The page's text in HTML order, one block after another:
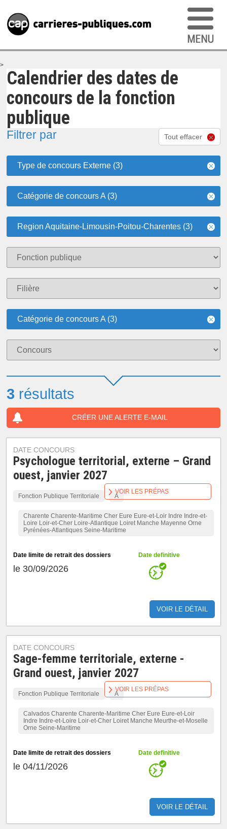
>
Calendrier des dates de
concours de la fonction
publique
Filtrer par Tout effacer
Type de concours Externe (3)
Catégorie de concours A (3)
Region Aquitaine-Limousin-Poitou-Charentes (3)
Catégorie de concours A (3)
3 résultats
CRÉER UNE ALERTE E-MAIL
DATE CONCOURS
Psychologue territorial, externe – Grand
ouest, janvier 2027
Fonction Publique Territoriale A
Charente Charente-Maritime Cher Eure Eure-et-Loir Indre Indre-et-
Loire Loir-et-Cher Loire-Atlantique Loiret Manche Mayenne Orne
Pyrénées-Atlantiques Seine-Maritime
Date limite de retrait des dossiers
le 30/09/2026
Date definitive
VOIR LE DÉTAIL
VOIR LES PRÉPAS
DATE CONCOURS
Sage-femme territoriale, externe -
Grand ouest, janvier 2027
Fonction Publique Territoriale A
Calvados Charente Charente-Maritime Cher Eure Eure-et-Loir
Indre Indre-et-Loire Loir-et-Cher Loiret Manche Meurthe-et-Moselle
Orne Seine-Maritime
Date limite de retrait des dossiers
le 04/11/2026
Date definitive
VOIR LE DÉTAIL
VOIR LES PRÉPAS